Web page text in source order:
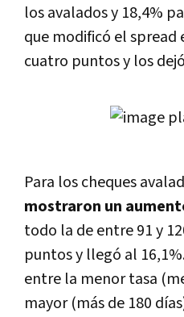
los avalados y 18,4%
que modificó el spread
cuatro puntos y los
Para los cheques
mostraron un
todo la de entre 91 y
puntos y llegó al
entre la menor tasa
mayor (más de 180